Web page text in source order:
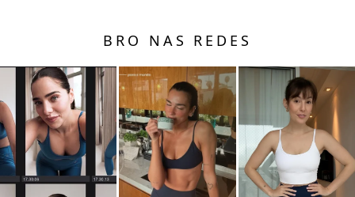
BRO NAS REDES